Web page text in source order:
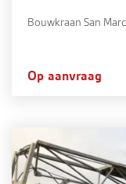
Bouwkraan San
Op aanvraag